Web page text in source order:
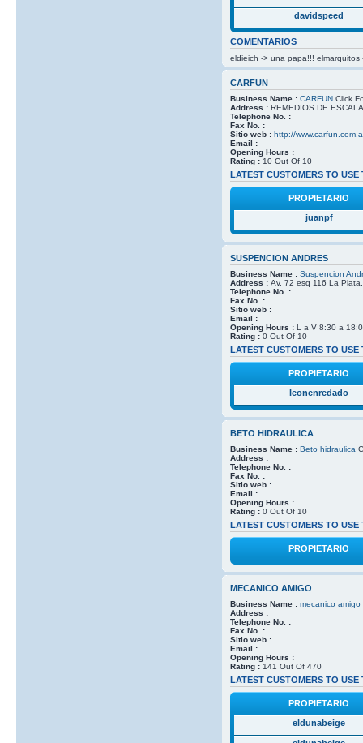
davidspeed
COMENTARIOS
eldieich -> una papa!!!
CARFUN
Business Name : CARFUNClick
Address : REMEDIOS DE
Telephone No. :
Fax No. :
Sitio web : http://
Email :
Opening Hours :
Rating : 10 Out Of 10
LATEST CUSTOMERS TO USE
PROPIETARIO
juanpf
SUSPENCION ANDRES
Business Name : Suspencion
Address : Av. 72 esq 116 La
Telephone No. :
Fax No. :
Sitio web :
Email :
Opening Hours : L a V 8:30 a
Rating : 0 Out Of 10
LATEST CUSTOMERS TO USE
PROPIETARIO
leonenredado
BETO HIDRAULICA
Business Name : Beto hidraulica
Address :
Telephone No. :
Fax No. :
Sitio web :
Email :
Opening Hours :
Rating : 0 Out Of 10
LATEST CUSTOMERS TO USE
PROPIETARIO
MECANICO AMIGO
Business Name : mecanico amigo
Address :
Telephone No. :
Fax No. :
Sitio web :
Email :
Opening Hours :
Rating : 141 Out Of 470
LATEST CUSTOMERS TO USE
PROPIETARIO
eldunabeige